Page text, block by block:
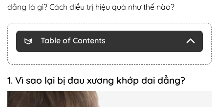
dẳng là gì? Cách điều trị hiệu quả như thế nào?
Table of Contents
1. Vì sao lại bị đau xương khớp dai dẳng?